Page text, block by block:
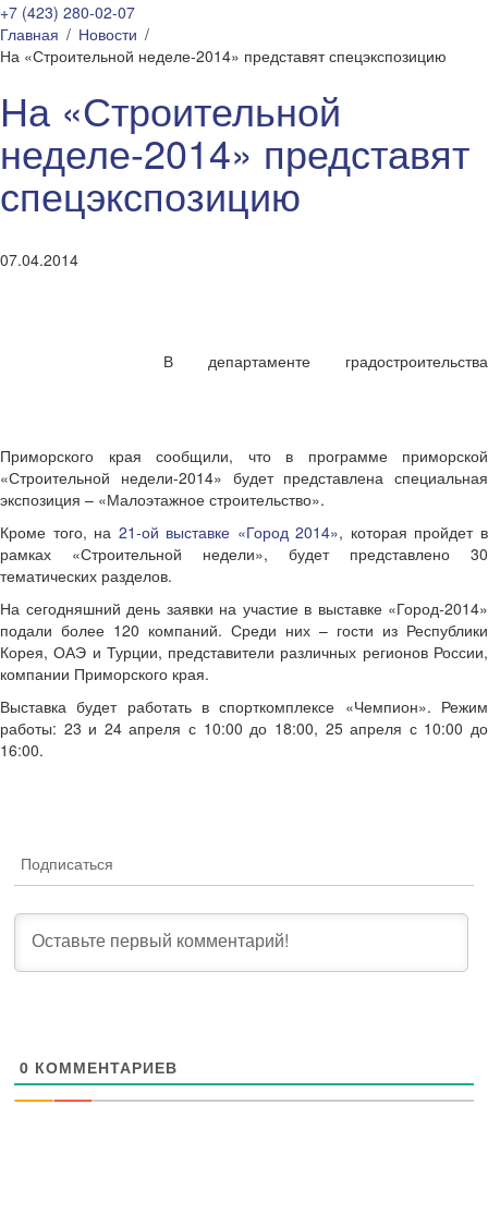
+7 (423) 280-02-07
Главная
Новости
На «Строительной неделе-2014» представят спецэкспозицию
На «Строительной
неделе-2014» представят
спецэкспозицию
07.04.2014
В департаменте градостроительства
Приморского края сообщили, что в программе приморской
«Строительной недели-2014» будет представлена специальная
экспозиция – «Малоэтажное строительство».
Кроме того, на 21-ой выставке «Город 2014», которая пройдет в
рамках «Строительной недели», будет представлено 30
тематических разделов.
На сегодняшний день заявки на участие в выставке «Город-2014»
подали более 120 компаний. Среди них – гости из Республики
Корея, ОАЭ и Турции, представители различных регионов России,
компании Приморского края.
Выставка будет работать в спорткомплексе «Чемпион». Режим
работы: 23 и 24 апреля с 10:00 до 18:00, 25 апреля с 10:00 до
16:00.
Подписаться
0 КОММЕНТАРИЕВ